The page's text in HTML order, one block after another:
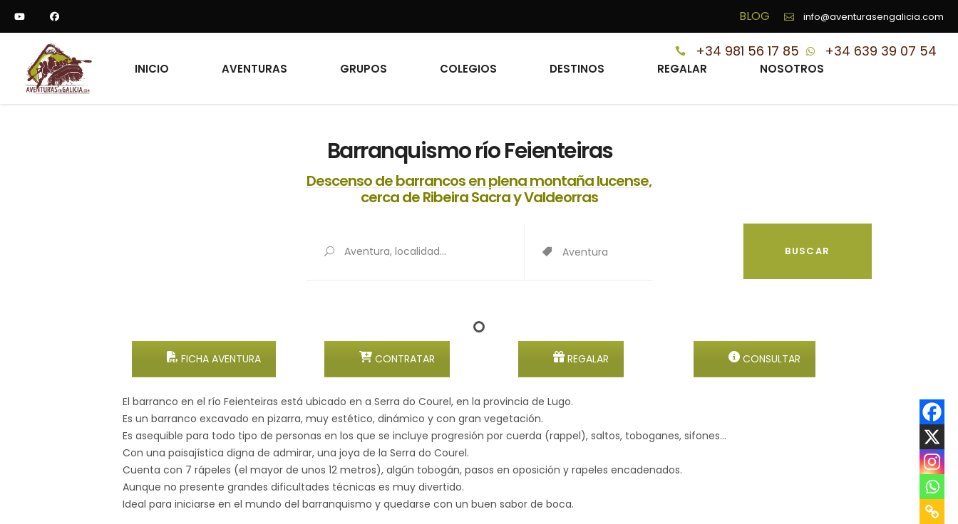
BLOG info@aventurasengalicia.com
INICIO AVENTURAS GRUPOS COLEGIOS DESTINOS REGALAR NOSOTROS
+34 981 56 17 85 +34 639 39 07 54
Barranquismo río Feienteiras
Descenso de barrancos en plena montaña lucense,
cerca de Ribeira Sacra y Valdeorras
Aventura
FICHA AVENTURA CONTRATAR REGALAR CONSULTAR
El barranco en el río Feienteiras está ubicado en a Serra do Courel, en la provincia de Lugo.
Es un barranco excavado en pizarra, muy estético, dinámico y con gran vegetación.
Es asequible para todo tipo de personas en los que se incluye progresión por cuerda (rappel), saltos, toboganes, sifones…
Con una paisajística digna de admirar, una joya de la Serra do Courel.
Cuenta con 7 rápeles (el mayor de unos 12 metros), algún tobogán, pasos en oposición y rapeles encadenados.
Aunque no presente grandes dificultades técnicas es muy divertido.
Ideal para iniciarse en el mundo del barranquismo y quedarse con un buen sabor de boca.